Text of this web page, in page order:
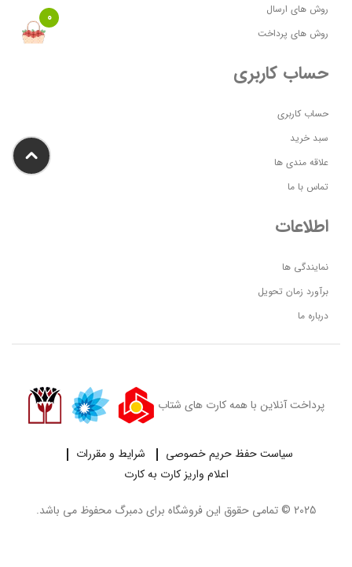
روش های ارسال
روش های پرداخت
حساب کاربری
حساب کاربری
سبد خرید
علاقه مندی ها
تماس با ما
اطلاعات
نمایندگی ها
برآورد زمان تحویل
درباره ما
پرداخت آنلاین با همه کارت های شتاب
سیاست حفظ حریم خصوصی
شرایط و مقررات
اعلام واریز کارت به کارت
2025 © تمامی حقوق این فروشگاه برای دمبرگ محفوظ می باشد.
0